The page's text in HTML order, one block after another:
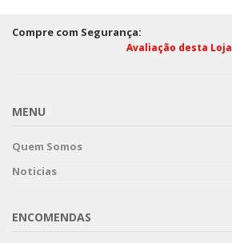
Compre com Segurança:
Avaliação desta Loja
MENU
Quem Somos
Noticias
ENCOMENDAS